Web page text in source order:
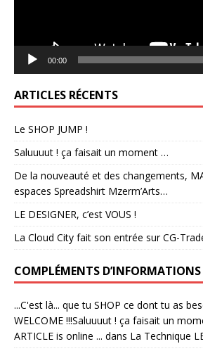
00:00
ARTICLES RÉCENTS
Le SHOP JUMP !
Saluuuut ! ça faisait un moment …
De la nouveauté et des changements,
espaces Spreadshirt Mzerm’Arts…
LE DESIGNER, c’est VOUS !
La Cloud City fait son entrée sur CG-
COMPLÉMENTS
...C'est là... que tu SHOP ce dont tu as
WELCOME !!!Saluuuut ! ça faisait un
ARTICLE is online ... dans La Technique